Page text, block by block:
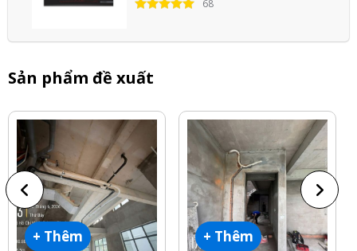
68
Sản phẩm đề xuất
+ Thêm + Thêm